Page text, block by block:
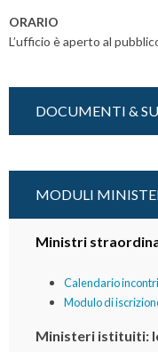
o
ORARIO
L’ufficio è aperto al
DOCUMENTI &
MODULI
Ministri
Calendario
Modulo di
Ministeri istituiti: